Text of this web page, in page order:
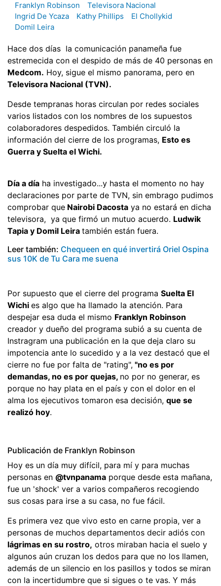
Franklyn Robinson
Televisora Nacional
Ingrid De Ycaza
Kathy Phillips
El Chollykid
Domil Leira
Hace dos días la comunicación panameña fue
estremecida con el despido de más de 40 personas en
Medcom. Hoy, sigue el mismo panorama, pero en
Televisora Nacional (TVN).
Desde tempranas horas circulan por redes sociales
varios listados con los nombres de los supuestos
colaboradores despedidos. También circuló la
información del cierre de los programas, Esto es
Guerra y Suelta el Wichi.
Día a día ha investigado...y hasta el momento no hay
declaraciones por parte de TVN, sin embrago pudimos
comprobar que Nairobi Dacosta ya no estará en dicha
televisora, ya que firmó un mutuo acuerdo. Ludwik
Tapia y Domil Leira también están fuera.
Leer también: Chequeen en qué invertirá Oriel Ospina
sus 10K de Tu Cara me suena
Por supuesto que el cierre del programa Suelta El
Wichi es algo que ha llamado la atención. Para
despejar esa duda el mismo Franklyn Robinson
creador y dueño del programa subió a su cuenta de
Instragram una publicación en la que deja claro su
impotencia ante lo sucedido y a la vez destacó que el
cierre no fue por falta de "rating", "no es por
demandas, no es por quejas, no por no generar, es
porque no hay plata en el país y con el dolor en el
alma los ejecutivos tomaron esa decisión, que se
realizó hoy.
Publicación de Franklyn Robinson
Hoy es un día muy difícil, para mí y para muchas
personas en @tvnpanama porque desde esta mañana,
fue un 'shock' ver a varios compañeros recogiendo
sus cosas para irse a su casa, no fue fácil.
Es primera vez que vivo esto en carne propia, ver a
personas de muchos departamentos decir adiós con
lágrimas en su rostro, otros miraban hacia el suelo y
algunos aún cruzan los dedos para que no los llamen,
además de un silencio en los pasillos y todos se miran
con la incertidumbre que si sigues o te vas. Y más